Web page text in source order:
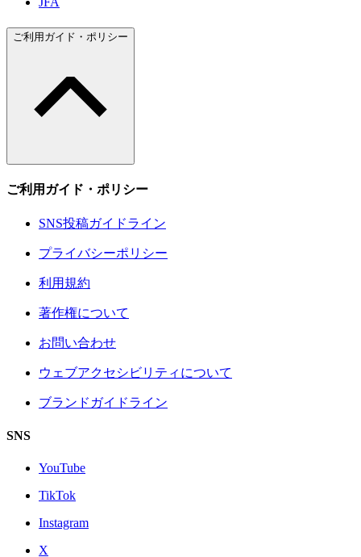
ご利用ガイド・ポリシー
ご利用ガイド・ポリシー
SNS投稿ガイドライン
プライバシーポリシー
利用規約
著作権について
お問い合わせ
ウェブアクセシビリティについて
ブランドガイドライン
SNS
YouTube
TikTok
Instagram
X